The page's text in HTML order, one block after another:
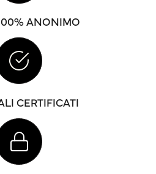
ANONIMO
CERTIFICATI